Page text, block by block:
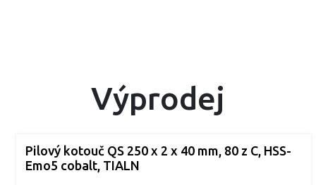
Výprodej
Pilový kotouč QS 250 x 2 x 40 mm, 80 z C, HSS-
Emo5 cobalt, TIALN